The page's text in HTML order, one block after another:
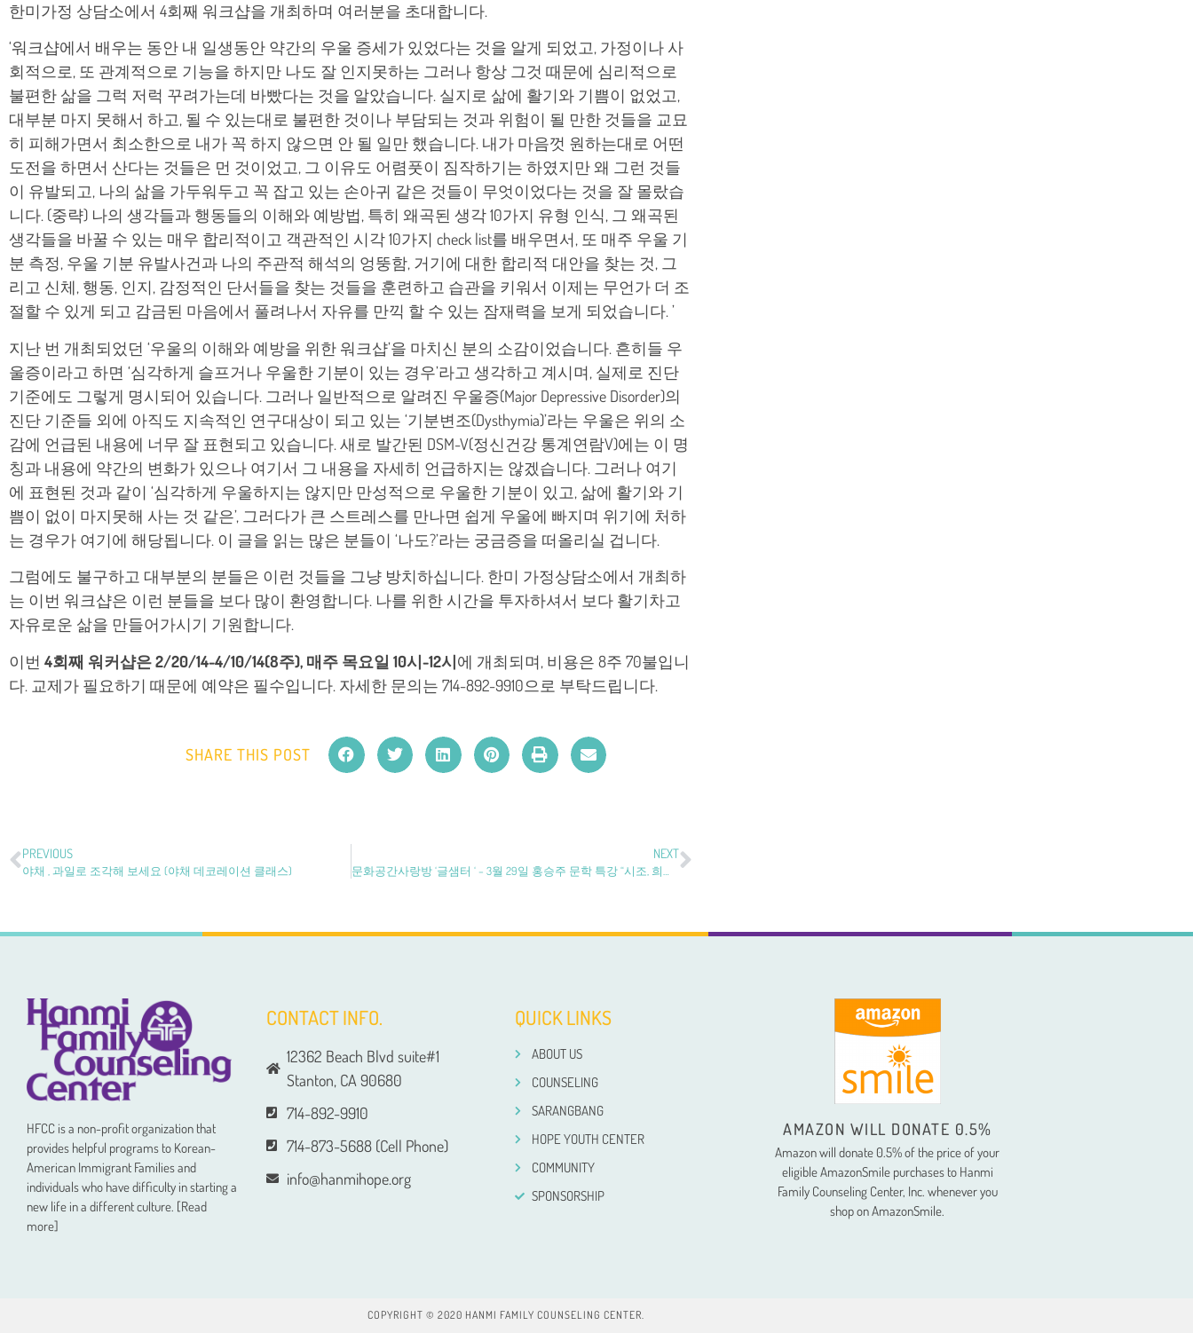
한미가정 상담소에서 4회째 워크샵을 개최하며 여러분을 초대합니다.
‘워크샵에서 배우는 동안 내 일생동안 약간의 우울 증세가 있었다는 것을 알게 되었고, 가정이나 사
회적으로, 또 관계적으로 기능을 하지만 나도 잘 인지못하는 그러나 항상 그것 때문에 심리적으로
불편한 삶을 그럭 저럭 꾸려가는데 바빴다는 것을 알았습니다. 실지로 삶에 활기와 기쁨이 없었고,
대부분 마지 못해서 하고, 될 수 있는대로 불편한 것이나 부담되는 것과 위험이 될 만한 것들을 교묘
히 피해가면서 최소한으로 내가 꼭 하지 않으면 안 될 일만 했습니다. 내가 마음껏 원하는대로 어떤
도전을 하면서 산다는 것들은 먼 것이었고, 그 이유도 어렴풋이 짐작하기는 하였지만 왜 그런 것들
이 유발되고, 나의 삶을 가두워두고 꼭 잡고 있는 손아귀 같은 것들이 무엇이었다는 것을 잘 몰랐습
니다. (중략) 나의 생각들과 행동들의 이해와 예방법, 특히 왜곡된 생각 10가지 유형 인식, 그 왜곡된
생각들을 바꿀 수 있는 매우 합리적이고 객관적인 시각 10가지 check list를 배우면서, 또 매주 우울 기
분 측정, 우울 기분 유발사건과 나의 주관적 해석의 엉뚱함, 거기에 대한 합리적 대안을 찾는 것, 그
리고 신체, 행동, 인지, 감정적인 단서들을 찾는 것들을 훈련하고 습관을 키워서 이제는 무언가 더 조
절할 수 있게 되고 감금된 마음에서 풀려나서 자유를 만끽 할 수 있는 잠재력을 보게 되었습니다. ’
지난 번 개최되었던 ‘우울의 이해와 예방을 위한 워크샵’을 마치신 분의 소감이었습니다. 흔히들 우
울증이라고 하면 ‘심각하게 슬프거나 우울한 기분이 있는 경우’라고 생각하고 계시며, 실제로 진단
기준에도 그렇게 명시되어 있습니다. 그러나 일반적으로 알려진 우울증(Major Depressive Disorder)의
진단 기준들 외에 아직도 지속적인 연구대상이 되고 있는 ‘기분변조(Dysthymia)’라는 우울은 위의 소
감에 언급된 내용에 너무 잘 표현되고 있습니다. 새로 발간된 DSM-V(정신건강 통계연람V)에는 이 명
칭과 내용에 약간의 변화가 있으나 여기서 그 내용을 자세히 언급하지는 않겠습니다. 그러나 여기
에 표현된 것과 같이 ‘심각하게 우울하지는 않지만 만성적으로 우울한 기분이 있고, 삶에 활기와 기
쁨이 없이 마지못해 사는 것 같은’, 그러다가 큰 스트레스를 만나면 쉽게 우울에 빠지며 위기에 처하
는 경우가 여기에 해당됩니다. 이 글을 읽는 많은 분들이 ‘나도?’라는 궁금증을 떠올리실 겁니다.
그럼에도 불구하고 대부분의 분들은 이런 것들을 그냥 방치하십니다. 한미 가정상담소에서 개최하
는 이번 워크샵은 이런 분들을 보다 많이 환영합니다. 나를 위한 시간을 투자하셔서 보다 활기차고
자유로운 삶을 만들어가시기 기원합니다.
이번 4회째 워커샵은 2/20/14-4/10/14(8주), 매주 목요일 10시-12시에 개최되며, 비용은 8주 70불입니
다. 교제가 필요하기 때문에 예약은 필수입니다. 자세한 문의는 714-892-9910으로 부탁드립니다.
SHARE THIS POST
PREVIOUS
야채 , 과일로 조각해 보세요 (야채 데코레이션 클래스)
NEXT
HFCC is a non-profit organization that
provides helpful programs to Korean-
American Immigrant Families and
individuals who have difficulty in starting a
new life in a different culture. [Read
more]
CONTACT INFO.
12362 Beach Blvd suite#1
Stanton, CA 90680
714-892-9910
714-873-5688 (Cell Phone)
info@hanmihope.org
QUICK LINKS
ABOUT US
COUNSELING
SARANGBANG
HOPE YOUTH CENTER
COMMUNITY
SPONSORSHIP
AMAZON WILL DONATE 0.5%
Amazon will donate 0.5% of the price of your
eligible AmazonSmile purchases to Hanmi
Family Counseling Center, Inc. whenever you
shop on AmazonSmile.
COPYRIGHT © 2020 HANMI FAMILY COUNSELING CENTER.